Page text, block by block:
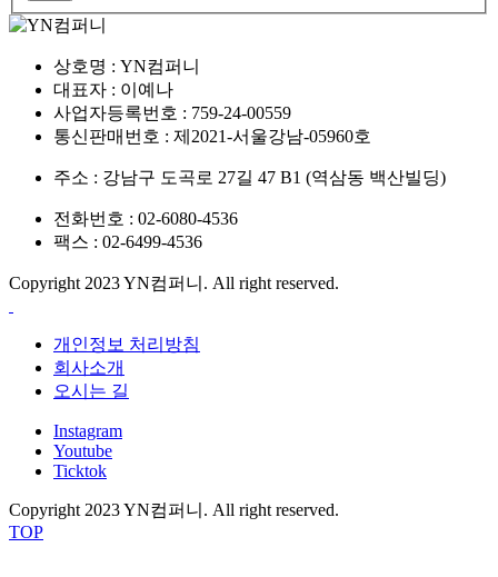
상호명 : YN컴퍼니
대표자 : 이예나
사업자등록번호 : 759-24-00559
통신판매번호 : 제2021-서울강남-05960호
주소 : 강남구 도곡로 27길 47 B1 (역삼동 백산빌딩)
전화번호 : 02-6080-4536
팩스 : 02-6499-4536
Copyright 2023 YN컴퍼니. All right reserved.
개인정보 처리방침
회사소개
오시는 길
Instagram
Youtube
Ticktok
Copyright 2023 YN컴퍼니. All right reserved.
TOP